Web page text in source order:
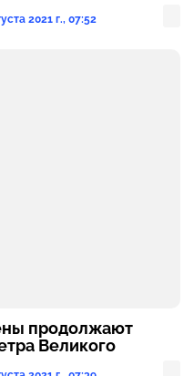
2021 г., 07:52
продолжают
Великого